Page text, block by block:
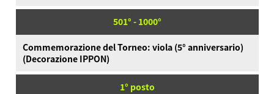
501° - 1000°
Commemorazione del Torneo: viola (5° anniversario)
(Decorazione IPPON)
1° posto